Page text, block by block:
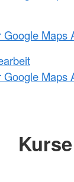
Google Maps
Google Maps
Kurse